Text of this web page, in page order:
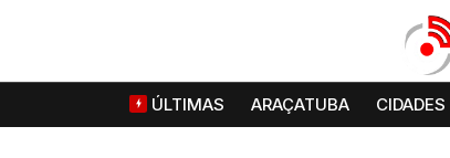
ÚLTIMAS ARAÇATUBA CIDADES